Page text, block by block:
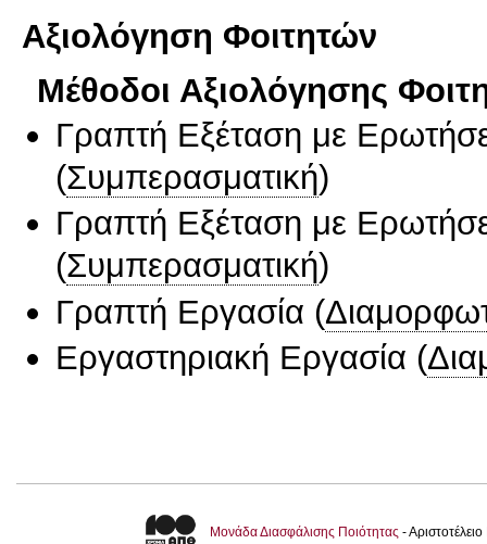
Αξιολόγηση Φοιτητών
Μέθοδοι Αξιολόγησης
Γραπτή Εξέταση με
(Συμπερασματική)
Γραπτή Εξέταση με
(Συμπερασματική)
Γραπτή Εργασία (
Εργαστηριακή Εργασία (
Μονάδα Διασφάλισης Ποιότητας -